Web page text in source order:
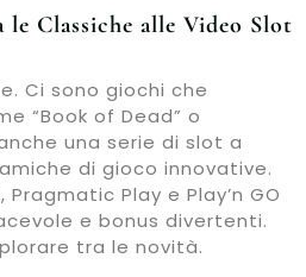
Classiche alle Video Slot
Ci sono giochi che
“Book of Dead” o
una serie di slot a
di gioco innovative.
Play e Play’n GO
e bonus divertenti.
tra le novità.